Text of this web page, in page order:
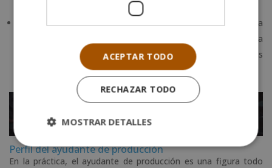
de las partidas presupuestarias contempladas.
Colaborar conel productoren el cumplimiento y la
adecuación a las normas legales existentes. Esto afecta a
ámbitos tan dispares como la prevención de riesgos, las
decisiones de género y la ley de protección de datos.
Perfil del ayudante de producción
En la práctica, el ayudante de producción es una figura todo
ACEPTAR TODO
RECHAZAR TODO
MOSTRAR DETALLES